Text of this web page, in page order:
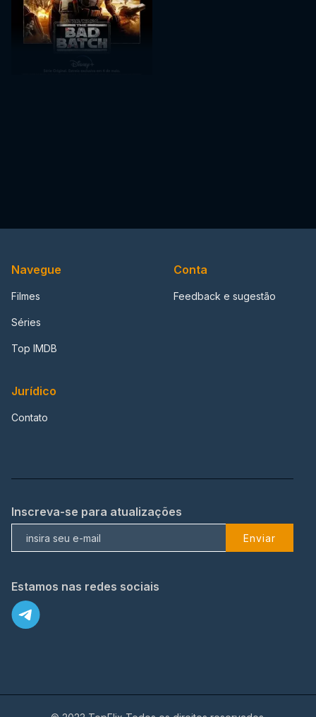
Navegue
Filmes
Séries
Top IMDB
Conta
Feedback e sugestão
Jurídico
Contato
Inscreva-se para atualizações
Enviar
Estamos nas redes sociais